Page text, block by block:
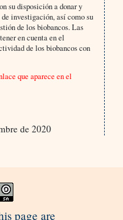
su disposición a donar y
investigación, así como su
de los biobancos. Las
en cuenta en el
de los biobancos con
que aparece en el
de 2020
page are